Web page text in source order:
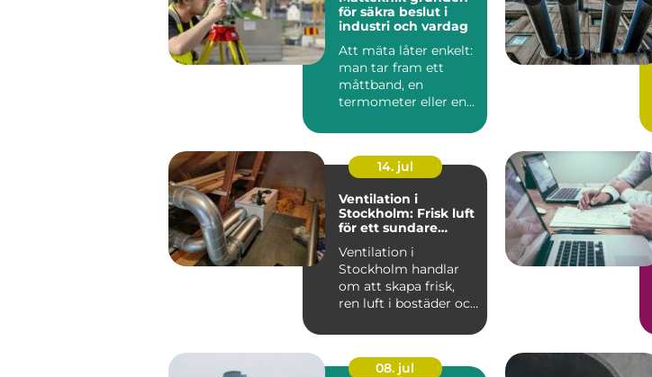
för säkra beslut i
industri och vardag
Att mäta låter enkelt:
man tar fram ett
måttband, en
termometer eller en
värde....
14. jul
Ventilation i
Stockholm: Frisk luft
för ett sundare
Ventilation i
Stockholm handlar
om att skapa frisk,
ren luft i bostäder och
moder...
08. jul